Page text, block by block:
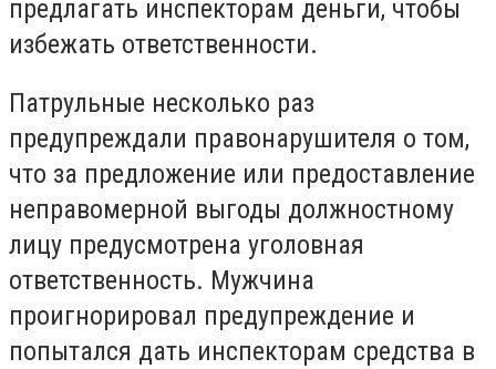
предлагать инспекторам деньги, чтобы
избежать ответственности.
Патрульные несколько раз
предупреждали правонарушителя о том,
что за предложение или предоставление
неправомерной выгоды должностному
лицу предусмотрена уголовная
ответственность. Мужчина
проигнорировал предупреждение и
попытался дать инспекторам средства в